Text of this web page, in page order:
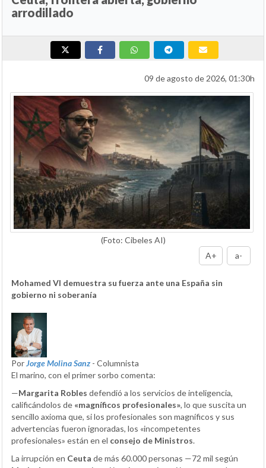
arrodillado
09 de agosto de 2026, 01:30h
(Foto: Cibeles AI)
A+
a-
Mohamed VI demuestra su fuerza ante una España sin
gobierno ni soberanía
PorJorge Molina Sanz - Columnista
El marino, con el primer sorbo comenta:
—Margarita Robles defendió a los servicios de inteligencia,
calificándolos de «magníficos profesionales», lo que suscita un
sencillo axioma que, si los profesionales son magníficos y sus
advertencias fueron ignoradas, los «incompetentes
profesionales» están en el consejo de Ministros.
La irrupción en Ceuta de más 60.000 personas —72 mil según